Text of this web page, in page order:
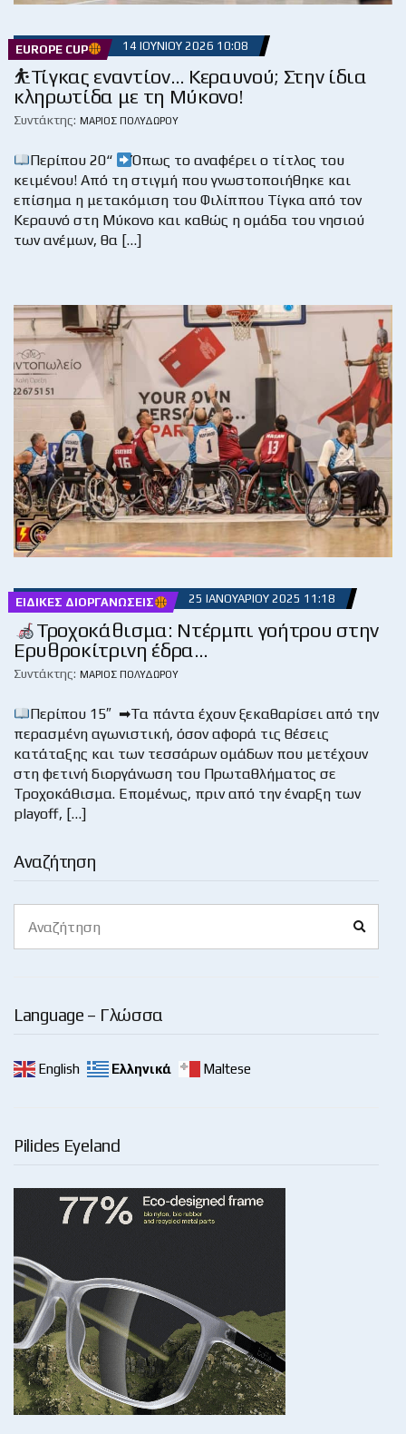
Αναζήτηση
for:
Language – Γλώσσα
English Ελληνικά Maltese
Pilides Eyeland
EUROPE CUP 14 ΙΟΥΝΊΟΥ 2026 10:08
⛹️Τίγκας εναντίον… Κεραυνού; Στην ίδια
κληρωτίδα με τη Μύκονο!
Συντάκτης: ΜΆΡΙΟΣ ΠΟΛΥΔΏΡΟΥ
Περίπου 20“
Όπως το αναφέρει ο τίτλος του
κειμένου! Από τη στιγμή που γνωστοποιήθηκε και
επίσημα η μετακόμιση του Φιλίππου Τίγκα από τον
Κεραυνό στη Μύκονο και καθώς η ομάδα του νησιού
των ανέμων, θα […]
ΕΙΔΙΚΈΣ ΔΙΟΡΓΑΝΏΣΕΙΣ 25 ΙΑΝΟΥΑΡΊΟΥ 2025 11:18
Τροχοκάθισμα: Ντέρμπι γοήτρου στην
Ερυθροκίτρινη έδρα…
Συντάκτης: ΜΆΡΙΟΣ ΠΟΛΥΔΏΡΟΥ
Περίπου 15″ ➡Τα πάντα έχουν ξεκαθαρίσει από την
περασμένη αγωνιστική, όσον αφορά τις θέσεις
κατάταξης και των τεσσάρων ομάδων που μετέχουν
στη φετινή διοργάνωση του Πρωταθλήματος σε
Τροχοκάθισμα. Επομένως, πριν από την έναρξη των
playoff, […]